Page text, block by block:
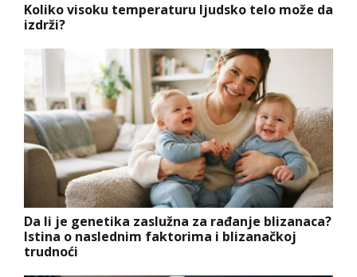
Koliko visoku temperaturu ljudsko telo može da
izdrži?
Da li je genetika zaslužna za rađanje blizanaca?
Istina o naslednim faktorima i blizanačkoj
trudnoći